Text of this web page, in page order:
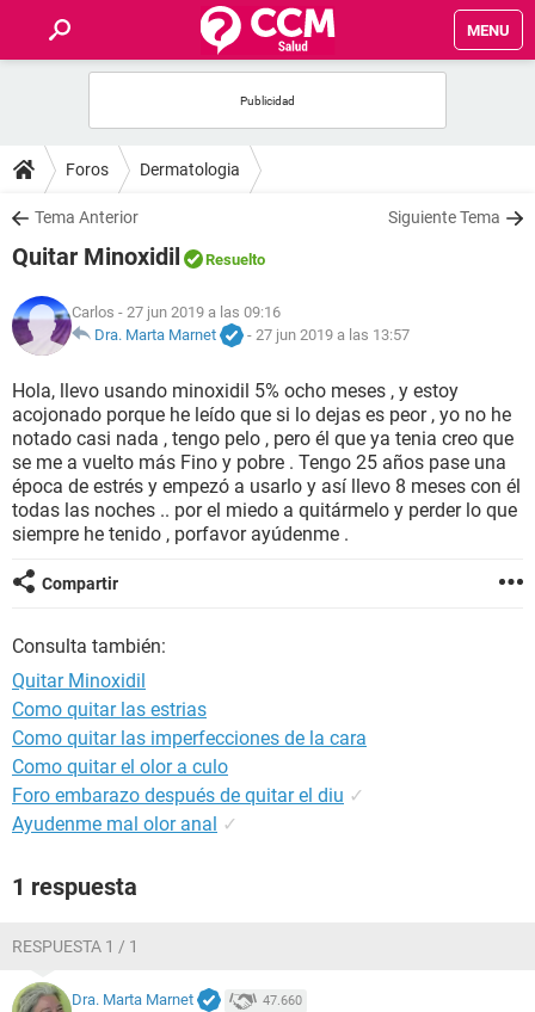
MENU
FOROS
SALUD
FAMILIA
NUTRICIÓN
BIENESTAR
SEXUALIDAD
GLOSARIO
Foros Dermatologia
Tema Anterior Siguiente Tema
Quitar Minoxidil Resuelto
Carlos - 27 jun 2019 a las 09:16
Dra. Marta Marnet
- 27 jun 2019 a las 13:57
Hola, llevo usando minoxidil 5% ocho meses , y estoy
acojonado porque he leído que si lo dejas es peor , yo no he
notado casi nada , tengo pelo , pero él que ya tenia creo que
se me a vuelto más Fino y pobre . Tengo 25 años pase una
época de estrés y empezó a usarlo y así llevo 8 meses con él
todas las noches .. por el miedo a quitármelo y perder lo que
siempre he tenido , porfavor ayúdenme .
Compartir
Consulta también:
Quitar Minoxidil
Como quitar las estrias
Como quitar las imperfecciones de la cara
Como quitar el olor a culo
Foro embarazo después de quitar el diu ✓
Ayudenme mal olor anal ✓
1 respuesta
RESPUESTA 1 / 1
Dra. Marta Marnet 47.660